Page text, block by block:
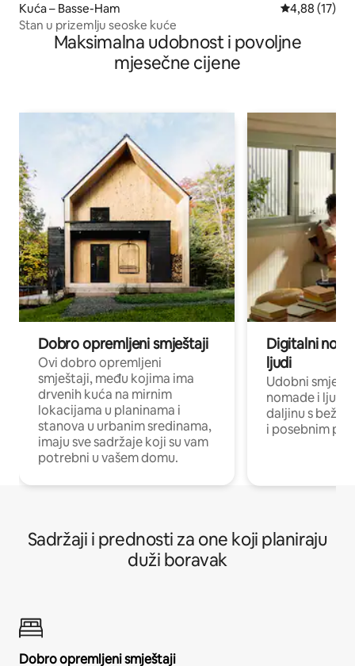
Kuća – Basse-Ham Prosječna
4,88 (17)
Stan u prizemlju seoske kuće
Maksimalna udobnost i povoljne
mjesečne cijene
Dobro opremljeni smještaji
Ovi dobro opremljeni
smještaji, među kojima ima
drvenih kuća na mirnim
lokacijama u planinama i
stanova u urbanim sredinama,
imaju sve sadržaje koji su vam
potrebni u vašem domu.
Digitalni
ljudi
Udobni
nomade i ljude
daljinu s
i posebnim
Sadržaji i prednosti za one koji planiraju
duži boravak
Dobro opremljeni smještaji